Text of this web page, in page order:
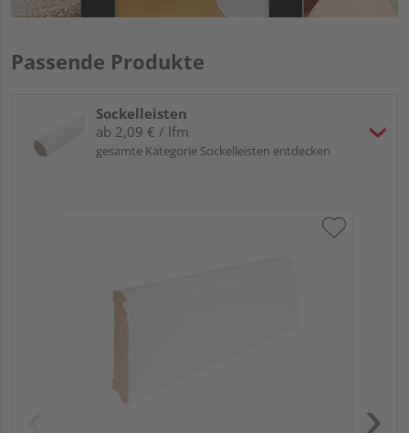
Passende Produkte
Sockelleisten
ab 2,09 € / lfm
gesamte Kategorie Sockelleisten entdecken